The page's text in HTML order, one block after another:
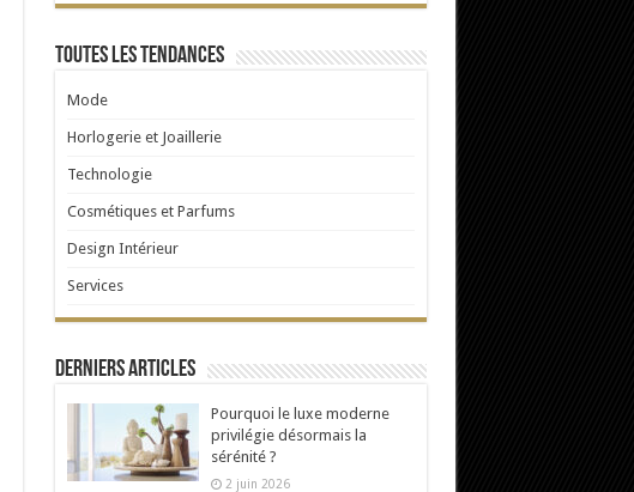
Toutes les tendances
Mode
Horlogerie et Joaillerie
Technologie
Cosmétiques et Parfums
Design Intérieur
Services
Derniers articles
Pourquoi le luxe moderne
privilégie désormais la
sérénité ?
2 juin 2026